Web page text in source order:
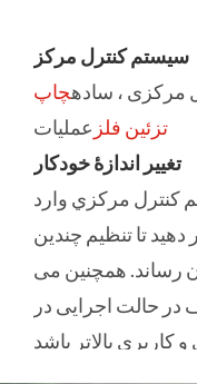
سیستم کنترل مرکز
مرکزی ، سادهچاپ
تزئین فلز عملیات
تغییر اندازۀ خودکار
کنترل مرکزي وارد
دهید تا تنظیم چندین
رساند. همچنین می
حالت اجرایی در